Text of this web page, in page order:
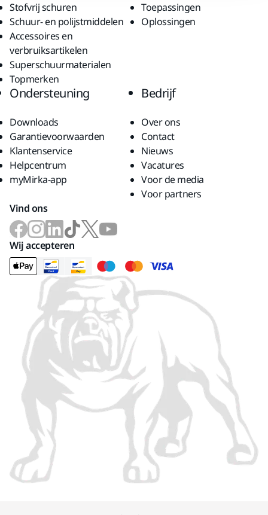
Stofvrij schuren
Schuur- en polijstmiddelen
Accessoires en
verbruiksartikelen
Superschuurmaterialen
Topmerken
Toepassingen
Oplossingen
Ondersteuning
Downloads
Garantievoorwaarden
Klantenservice
Helpcentrum
myMirka-app
Bedrijf
Over ons
Contact
Nieuws
Vacatures
Voor de media
Voor partners
Vind ons
Wij accepteren